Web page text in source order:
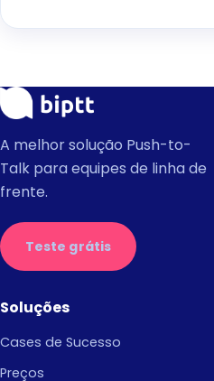
A melhor solução Push-to-
Talk para equipes de linha de
frente.
Teste grátis
Soluções
Cases de Sucesso
Preços